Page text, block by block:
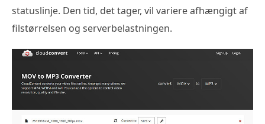
statuslinje. Den tid, det tager, vil variere afhængigt af
filstørrelsen og serverbelastningen.